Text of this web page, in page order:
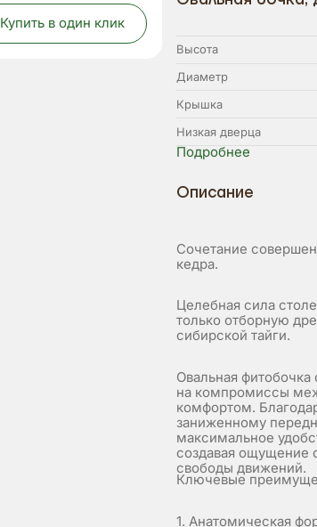
Купить в один клик
Высота
Диаметр
Крышка
Низкая дверца
Подробнее
Описание
Сочетание
кедра.
Целебная сила
только отборную
сибирской тайги.
Овальная
на компромиссы
комфортом.
заниженному
максимальное
создавая ощущение
свободы движений.
Ключевые
1. Анатомическая